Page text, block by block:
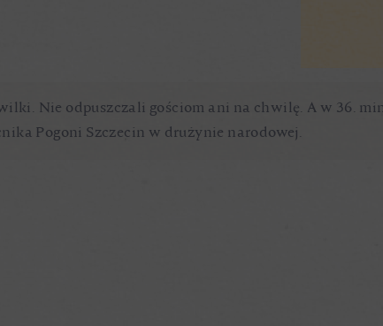
Nie odpuszczali gościom ani na chwilę. A w 36.
Pogoni Szczecin w drużynie narodowej.